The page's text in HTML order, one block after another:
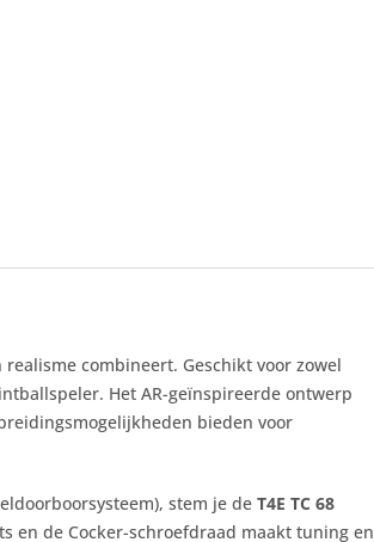
combineert. Geschikt voor zowel
Het AR-geïnspireerde ontwerp
bieden voor
stem je de T4E TC 68
en de Cocker-schroefdraad maakt tuning en